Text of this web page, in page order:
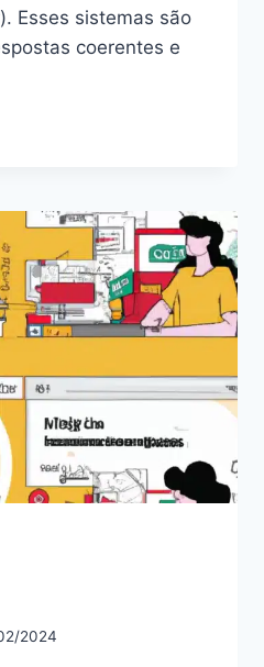
Esses sistemas são
coerentes e
2024